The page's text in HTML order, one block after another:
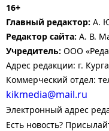
16+
Главный редактор: А.
Редактор сайта: А. В.
Учредитель: ООО
Адрес редакции: г.
Коммерческий отдел:
kikmedia@mail.ru
Электронный адрес
Есть новость?